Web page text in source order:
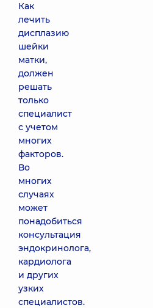
Как
лечить
дисплазию
шейки
матки,
должен
решать
только
специалист
с учетом
многих
факторов.
Во
многих
случаях
может
понадобиться
консультация
эндокринолога,
кардиолога
и других
узких
специалистов.